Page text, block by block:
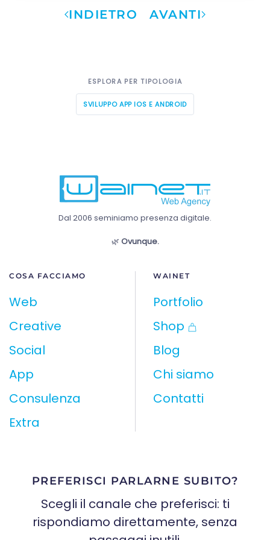
INDIETRO AVANTI
ESPLORA PER TIPOLOGIA
SVILUPPO APP IOS E ANDROID
Dal 2006 seminiamo presenza digitale.
🌿 Ovunque.
COSA FACCIAMO
Web
Creative
Social
App
Consulenza
Extra
WAINET
Portfolio
Shop
Blog
Chi siamo
Contatti
PREFERISCI PARLARNE SUBITO?
Scegli il canale che preferisci: ti
rispondiamo direttamente, senza